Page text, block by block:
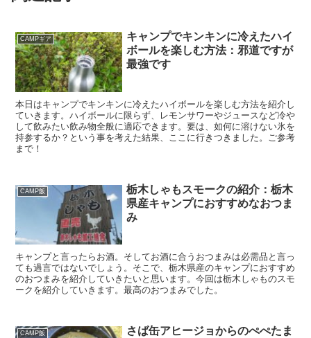
CAMPギア
キャンプでキンキンに冷えたハイ
ボールを楽しむ方法：邪道ですが
最強です
本日はキャンプでキンキンに冷えたハイボールを楽しむ方法を紹介し
ていきます。ハイボールに限らず、レモンサワーやジュースなど冷や
して飲みたい飲み物全般に適応できます。要は、如何に溶けない氷を
持参するか？という事を考えた結果、ここに行きつきました。ご参考
まで！
CAMP飯
栃木しゃもスモークの紹介：栃木
県産キャンプにおすすめなおつま
み
キャンプと言ったらお酒。そしてお酒に合うおつまみは必需品と言っ
ても過言ではないでしょう。そこで、栃木県産のキャンプにおすすめ
のおつまみを紹介していきたいと思います。今回は栃木しゃものスモ
ークを紹介していきます。最高のおつまみでした。
CAMP飯
さば缶アヒージョからのぺぺたま